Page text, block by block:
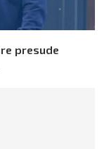
presude